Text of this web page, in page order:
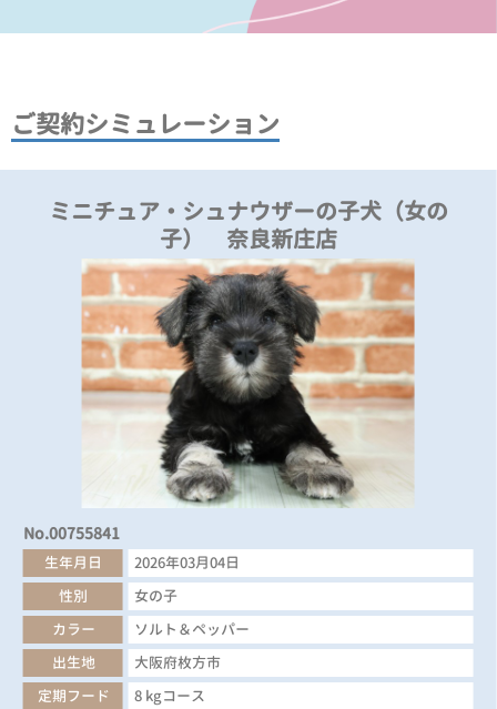
ご契約シミュレーション
ミニチュア・シュナウザーの子犬（女の
子） 奈良新庄店
No.00755841
生年月日
2026年03月04日
性別
女の子
カラー
ソルト＆ペッパー
出生地
大阪府枚方市
定期フード
8 kgコース